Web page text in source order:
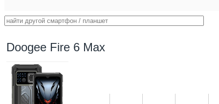
Doogee Fire 6 Max